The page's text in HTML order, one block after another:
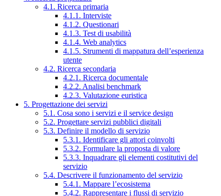
4.1. Ricerca primaria
4.1.1. Interviste
4.1.2. Questionari
4.1.3. Test di usabilità
4.1.4. Web analytics
4.1.5. Strumenti di mappatura dell’esperienza
utente
4.2. Ricerca secondaria
4.2.1. Ricerca documentale
4.2.2. Analisi benchmark
4.2.3. Valutazione euristica
5. Progettazione dei servizi
5.1. Cosa sono i servizi e il service design
5.2. Progettare servizi pubblici digitali
5.3. Definire il modello di servizio
5.3.1. Identificare gli attori coinvolti
5.3.2. Formulare la proposta di valore
5.3.3. Inquadrare gli elementi costitutivi del
servizio
5.4. Descrivere il funzionamento del servizio
5.4.1. Mappare l’ecosistema
5.4.2. Rappresentare i flussi di servizio